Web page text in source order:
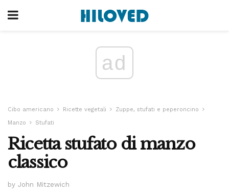
ad
Cibo americano Ricette vegetali
Zuppe, stufati e peperoncino
Manzo
Stufati
Ricetta stufato di manzo
classico
by John Mitzewich